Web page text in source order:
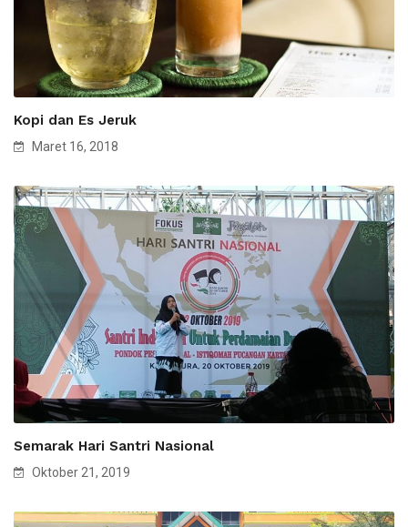
Kopi dan Es Jeruk
Maret 16, 2018
Semarak Hari Santri Nasional
Oktober 21, 2019